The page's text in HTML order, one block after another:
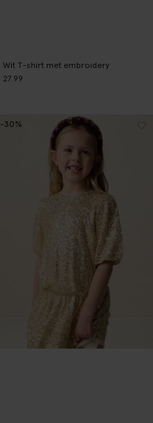
Wit T-shirt met embroidery
27.99
-30%